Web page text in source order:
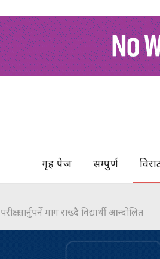
गृह पेज सम्पुर्ण
परीक्षा सार्नुपर्ने माग राख्दै विद्यार्थी आन्दोलित